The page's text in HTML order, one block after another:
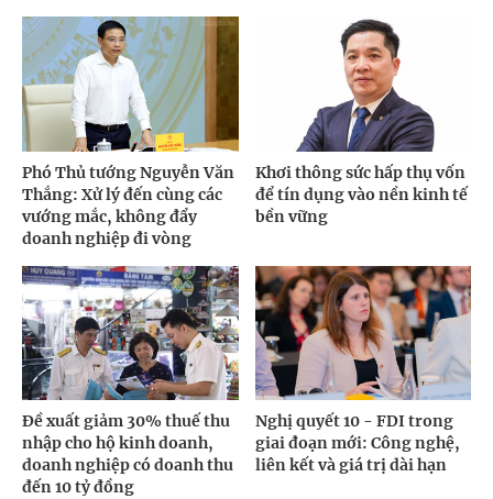
Phó Thủ tướng Nguyễn Văn
Thắng: Xử lý đến cùng các
vướng mắc, không đẩy
doanh nghiệp đi vòng
Khơi thông sức hấp thụ vốn
để tín dụng vào nền kinh tế
bền vững
Đề xuất giảm 30% thuế thu
nhập cho hộ kinh doanh,
doanh nghiệp có doanh thu
đến 10 tỷ đồng
Nghị quyết 10 - FDI trong
giai đoạn mới: Công nghệ,
liên kết và giá trị dài hạn